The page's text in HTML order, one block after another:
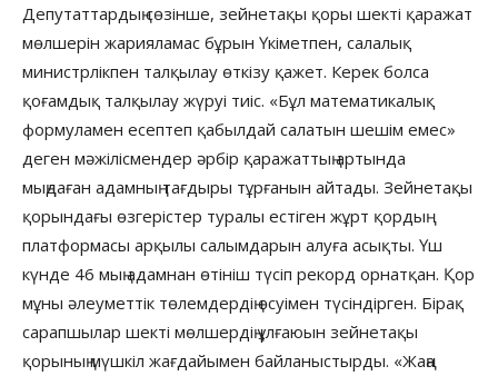
Депутаттардың сөзінше, зейнетақы қоры шекті қаражат
мөлшерін жарияламас бұрын Үкіметпен, салалық
министрлікпен талқылау өткізу қажет. Керек болса
қоғамдық талқылау жүруі тиіс. «Бұл математикалық
формуламен есептеп қабылдай салатын шешім емес»
деген мәжілісмендер әрбір қаражаттың артында
мыңдаған адамның тағдыры тұрғанын айтады. Зейнетақы
қорындағы өзгерістер туралы естіген жұрт қордың
платформасы арқылы салымдарын алуға асықты. Үш
күнде 46 мың адамнан өтініш түсіп рекорд орнатқан. Қор
мұны әлеуметтік төлемдердің өсуімен түсіндірген. Бірақ
сарапшылар шекті мөлшердің ұлғаюын зейнетақы
қорының мүшкіл жағдайымен байланыстырды. «Жаңа